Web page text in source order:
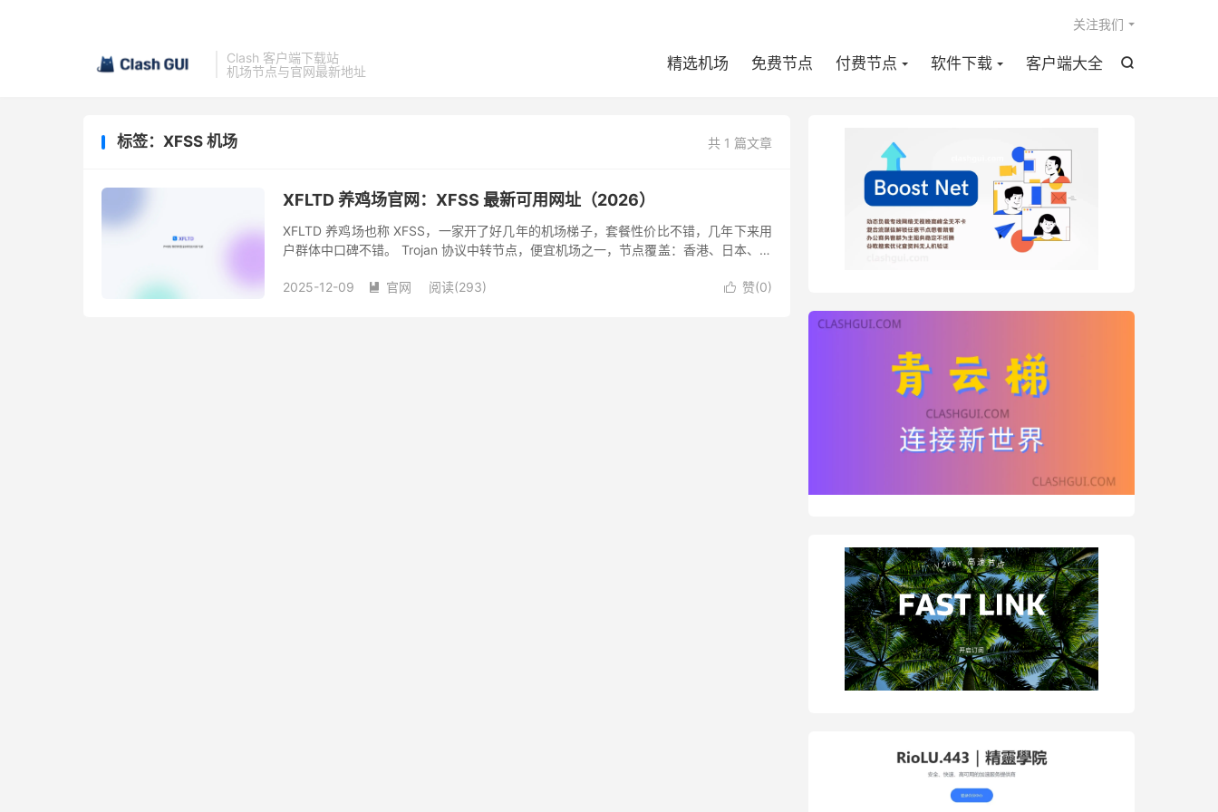
Clash 客户端下载站
机场节点与官网最新地址

精选机场 免费节点 付费节点 软件下载 客户端大全
关注我们
共 1 篇文章
标签：XFSS 机场
XFLTD 养鸡场官网：XFSS 最新可用网址（2026）
XFLTD 养鸡场也称 XFSS，一家开了好几年的机场梯子，套餐性价比不错，几年下来用
户群体中口碑不错。 Trojan 协议中转节点，便宜机场之一，节点覆盖：香港、日本、新
 赞(0)
2025-12-09  官网 阅读(293)